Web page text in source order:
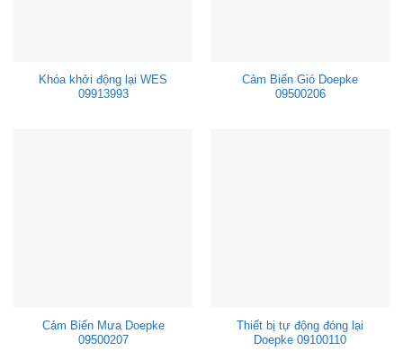
Khóa khởi động lại WES
09913993
Cảm Biến Gió Doepke
09500206
Cảm Biến Mưa Doepke
09500207
Thiết bị tự động đóng lại
Doepke 09100110